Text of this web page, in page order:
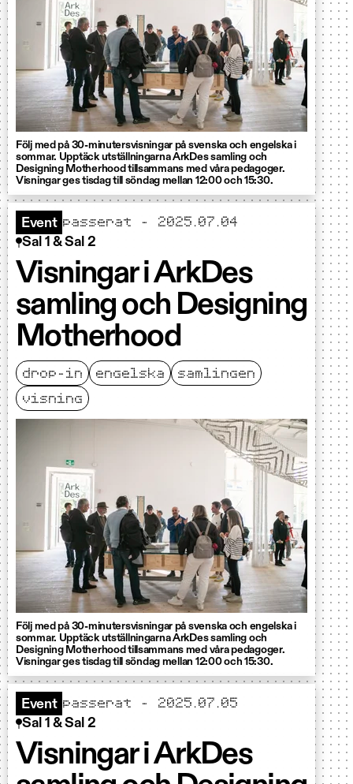
Följ med på 30-minutersvisningar på svenska och engelska i
sommar. Upptäck utställningarna ArkDes samling och
Designing Motherhood tillsammans med våra pedagoger.
Visningar ges tisdag till söndag mellan 12:00 och 15:30.
Event passerat - 2025.07.04
Sal 1 & Sal 2
Visningar i ArkDes
samling och Designing
Motherhood
drop-in engelska
samlingen
visning
Följ med på 30-minutersvisningar på svenska och engelska i
sommar. Upptäck utställningarna ArkDes samling och
Designing Motherhood tillsammans med våra pedagoger.
Visningar ges tisdag till söndag mellan 12:00 och 15:30.
Event passerat - 2025.07.05
Sal 1 & Sal 2
Visningar i ArkDes